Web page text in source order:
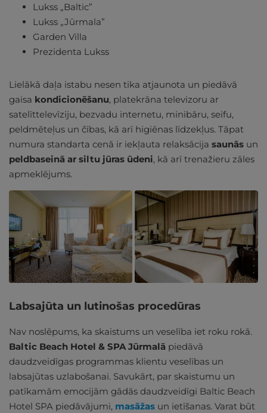
Lukss „Baltic”
Lukss „Jūrmala”
Garden Villa
Prezidenta Lukss
Lielākā daļa istabu nesen tika atjaunota un piedāvā
gaisa kondicionēšanu, platekrāna televizoru ar
satelīttelevīziju, bezvadu internetu, minibāru, seifu,
peldmēteļus un čības, kā arī higiēnas līdzekļus. Tāpat
numura standarta cenā ir iekļauta relaksācija saunās un
peldbaseinā ar siltu jūras ūdeni, kā arī trenažieru zāles
apmeklējums.
Labsajūta un lutinošas procedūras
Nav noslēpums, ka skaistums un veselība iet roku rokā.
Baltic Beach Hotel & SPA Jūrmalā piedāvā
daudzveidīgas programmas klientu veselības un
labsajūtas uzlabošanai. Savukārt, par skaistumu un
patīkamām emocijām gādās daudzveidīgi Baltic Beach
Hotel SPA piedāvājumi, masāžas un ietīšanas. Varat būt